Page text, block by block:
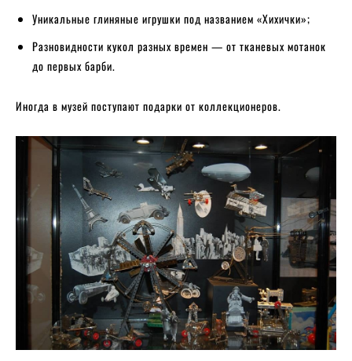
Уникальные глиняные игрушки под названием «Хихички»;
Разновидности кукол разных времен — от тканевых мотанок
до первых барби.
Иногда в музей поступают подарки от коллекционеров.